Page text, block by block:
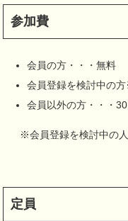
参加費
会員の方・・・無料
会員登録を検討中の
会員以外の方・・・
※会員登録を検討中の
定員